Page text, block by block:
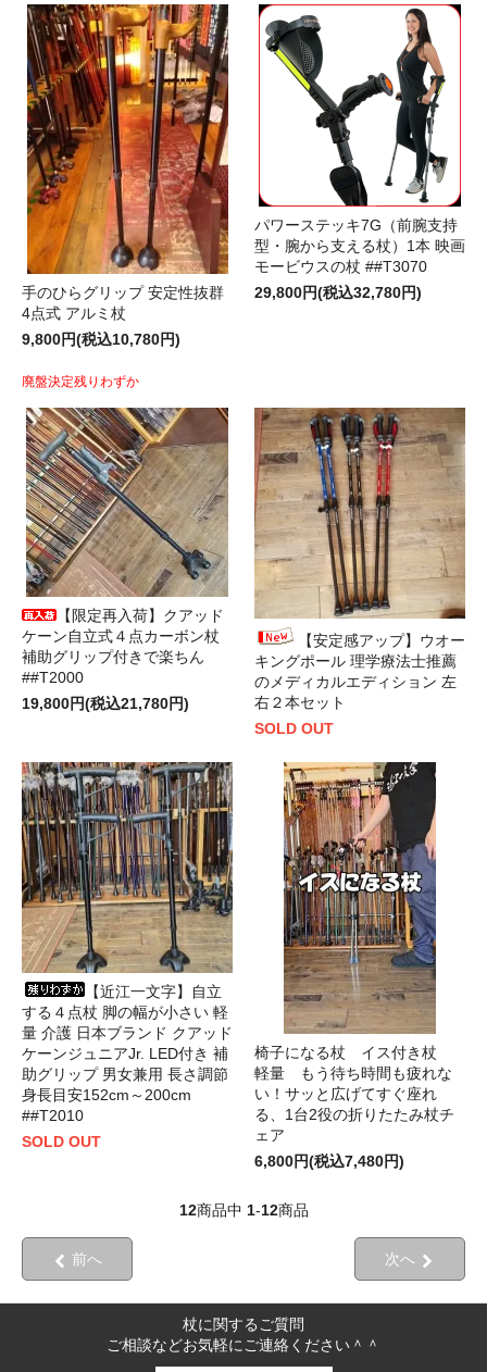
手のひらグリップ 安定性抜群
4点式 アルミ杖
9,800円(税込10,780円)
廃盤決定残りわずか
パワーステッキ7G（前腕支持
型・腕から支える杖）1本 映画
モービウスの杖 ##T3070
29,800円(税込32,780円)
【限定再入荷】クアッド
ケーン自立式４点カーボン杖
補助グリップ付きで楽ちん
##T2000
19,800円(税込21,780円)
【安定感アップ】ウオー
キングポール 理学療法士推薦
のメディカルエディション 左
右２本セット
SOLD OUT
【近江一文字】自立
する４点杖 脚の幅が小さい 軽
量 介護 日本ブランド クアッド
ケーンジュニアJr. LED付き 補
助グリップ 男女兼用 長さ調節
身長目安152cm～200cm
##T2010
SOLD OUT
椅子になる杖 イス付き杖
軽量 もう待ち時間も疲れな
い！サッと広げてすぐ座れ
る、1台2役の折りたたみ杖チ
ェア
6,800円(税込7,480円)
12商品中 1-12商品
前へ 次へ
杖に関するご質問
ご相談などお気軽にご連絡ください＾＾